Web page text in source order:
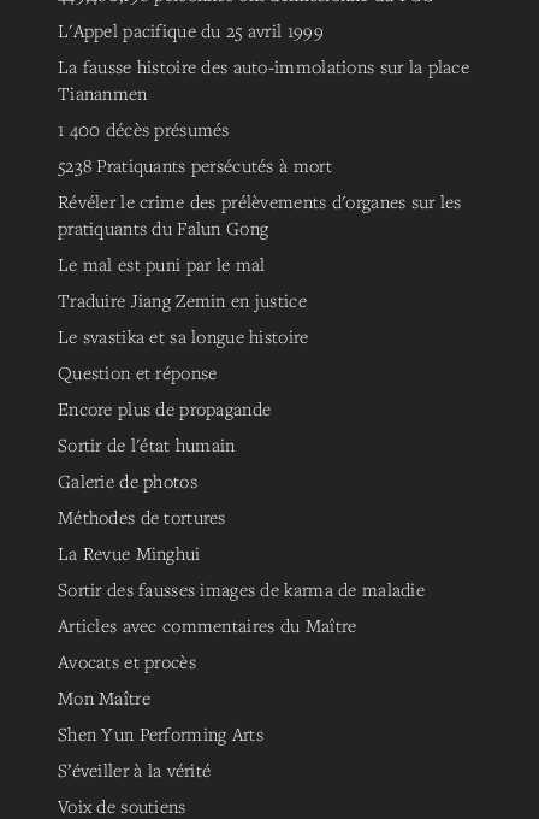
L'Appel pacifique du 25 avril 1999
La fausse histoire des auto-immolations sur la place
Tiananmen
1 400 décès présumés
5238 Pratiquants persécutés à mort
Révéler le crime des prélèvements d'organes sur les
pratiquants du Falun Gong
Le mal est puni par le mal
Traduire Jiang Zemin en justice
Le svastika et sa longue histoire
Question et réponse
Encore plus de propagande
Sortir de l'état humain
Galerie de photos
Méthodes de tortures
La Revue Minghui
Sortir des fausses images de karma de maladie
Articles avec commentaires du Maître
Avocats et procès
Mon Maître
Shen Yun Performing Arts
S’éveiller à la vérité
Voix de soutiens